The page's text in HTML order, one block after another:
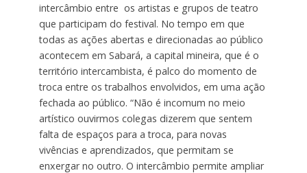
intercâmbio entre os artistas e grupos de teatro
que participam do festival. No tempo em que
todas as ações abertas e direcionadas ao público
acontecem em Sabará, a capital mineira, que é o
território intercambista, é palco do momento de
troca entre os trabalhos envolvidos, em uma ação
fechada ao público. “Não é incomum no meio
artístico ouvirmos colegas dizerem que sentem
falta de espaços para a troca, para novas
vivências e aprendizados, que permitam se
enxergar no outro. O intercâmbio permite ampliar